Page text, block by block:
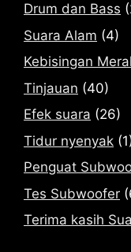
Drum dan Bass
Suara Alam (4)
Kebisingan
Tinjauan (40)
Efek suara (26)
Tidur nyenyak
Penguat
Tes Subwoofer
Terima kasih